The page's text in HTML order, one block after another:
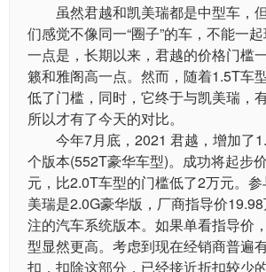
虽然君越和凯美瑞都是中型车，
们感觉不像同一“圈子”的车，不能一
一点是，长期以来，君越的价格门槛
籁和雅阁高一点。然而，随着1.5T车
低了门槛，同时，它终于与凯美瑞，
所以才有了今天的对比。
今年7月底，2021 君越，增加了
个版本(552T豪华车型)。成功将起步
元，比2.0T车型的门槛低了2万元。
美瑞是2.0G豪华版，厂商指导价
注的汽车系统版本。如果单看指导价
型显然更高。考虑到现在经销商普遍
扣，扣除这部分，已经接近折扣较少